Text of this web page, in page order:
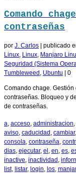
Comando
contraseñas
por J. Carlos | publicado
Linux Linux Manjaro
Seguridad (Sistema
Tumbleweed Ubuntu | 0
Comando chage.
contraseñas. Bloqueo y
de contraseñas.
a acceso administracion
aviso caducidad cambiar,
consola contraseña
dias ejecutar, el en es
inactive inactividad
list, listar, login los